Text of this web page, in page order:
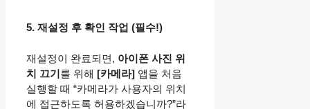
5. 재설정 후 확인 작업 (필수!)
재설정이 완료되면, 아이폰 사진 위
치 끄기를 위해 [카메라] 앱을 처음
실행할 때 “카메라가 사용자의 위치
에 접근하도록 허용하겠습니까?”라